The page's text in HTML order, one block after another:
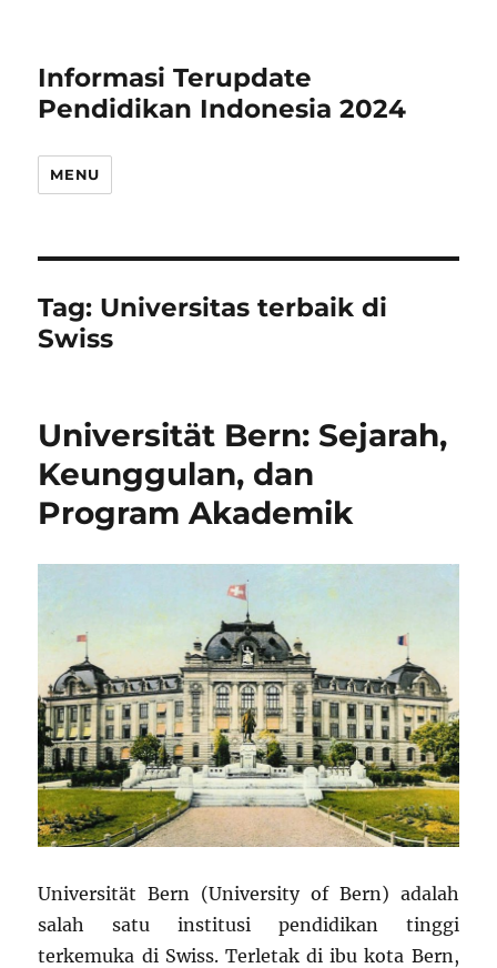
Informasi Terupdate
Pendidikan Indonesia 2024
MENU
Tag: Universitas terbaik di
Swiss
Universität Bern: Sejarah,
Keunggulan, dan
Program Akademik
Universität Bern (University of Bern) adalah
salah satu institusi pendidikan tinggi
terkemuka di Swiss. Terletak di ibu kota Bern,